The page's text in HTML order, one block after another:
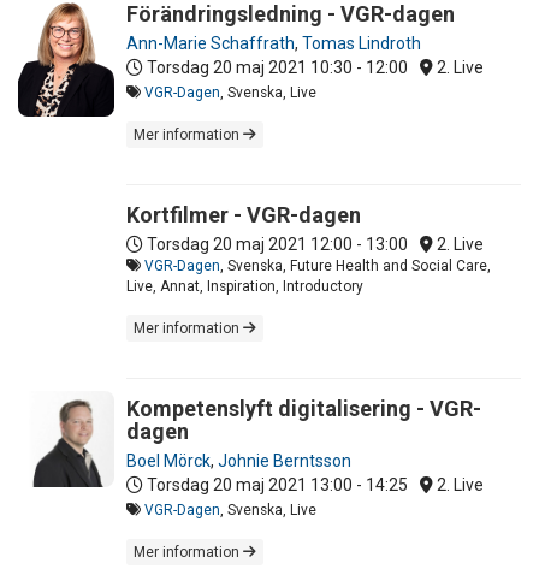
Förändringsledning - VGR-dagen
Ann-Marie Schaffrath, Tomas Lindroth
Torsdag 20 maj 2021 10:30 - 12:00 2. Live
VGR-Dagen, Svenska, Live
Mer information
Kortfilmer - VGR-dagen
Torsdag 20 maj 2021 12:00 - 13:00 2. Live
VGR-Dagen, Svenska, Future Health and Social Care,
Live, Annat, Inspiration, Introductory
Mer information
Kompetenslyft digitalisering - VGR-
dagen
Boel Mörck, Johnie Berntsson
Torsdag 20 maj 2021 13:00 - 14:25 2. Live
VGR-Dagen, Svenska, Live
Mer information